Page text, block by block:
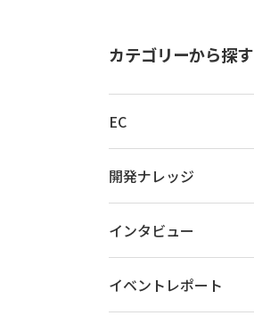
カテゴリーから探す
EC
開発ナレッジ
インタビュー
イベントレポート